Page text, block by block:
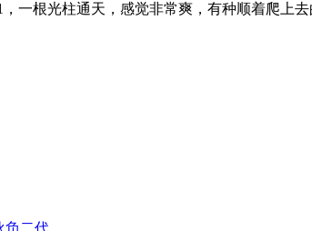
一根光柱通天，感觉非常爽，有种顺着爬上